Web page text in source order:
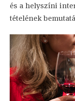
és a helyszíni
tételének